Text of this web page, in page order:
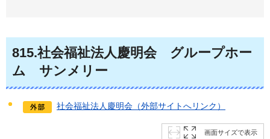
815.社会福祉法人慶明会 グループホー
ム
サンメリー
社会福祉法人慶明会（外部サイトへリンク）
画面サイズで表示